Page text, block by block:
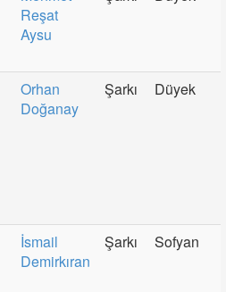
Reşat
Aysu
Orhan
Doğanay
Şarkı Düyek
İsmail
Demirkıran
Şarkı Sofyan